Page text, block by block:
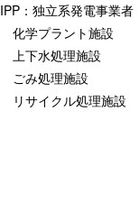
IPP：独立系発電事業者
化学プラント施設
上下水処理施設
ごみ処理施設
リサイクル処理施設